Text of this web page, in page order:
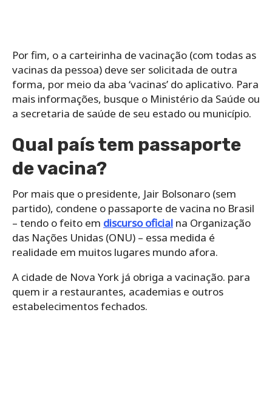
Por fim, o a carteirinha de vacinação (com todas as
vacinas da pessoa) deve ser solicitada de outra
forma, por meio da aba ‘vacinas’ do aplicativo. Para
mais informações, busque o Ministério da Saúde ou
a secretaria de saúde de seu estado ou município.
Qual país tem passaporte
de vacina?
Por mais que o presidente, Jair Bolsonaro (sem
partido), condene o passaporte de vacina no Brasil
– tendo o feito em discurso oficial na Organização
das Nações Unidas (ONU) – essa medida é
realidade em muitos lugares mundo afora.
A cidade de Nova York já obriga a vacinação. para
quem ir a restaurantes, academias e outros
estabelecimentos fechados.